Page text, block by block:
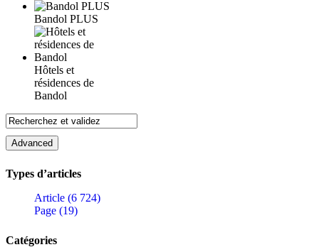
Bandol PLUS
Hôtels et
résidences de
Bandol
Types d’articles
Article (6 724)
Page (19)
Catégories